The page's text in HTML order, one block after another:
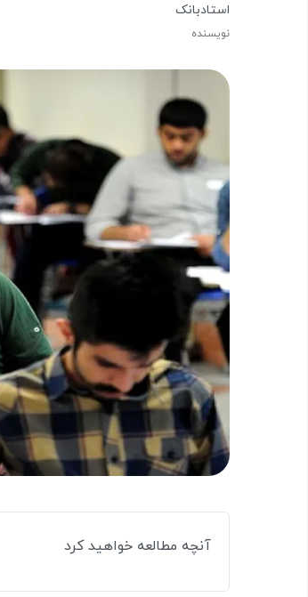
استادبانک
نویسنده
آنچه مطالعه خواهید کرد